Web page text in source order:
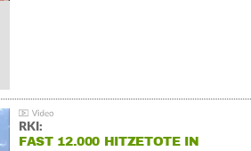
RKI:
FAST 12.000 HITZETOTE IN